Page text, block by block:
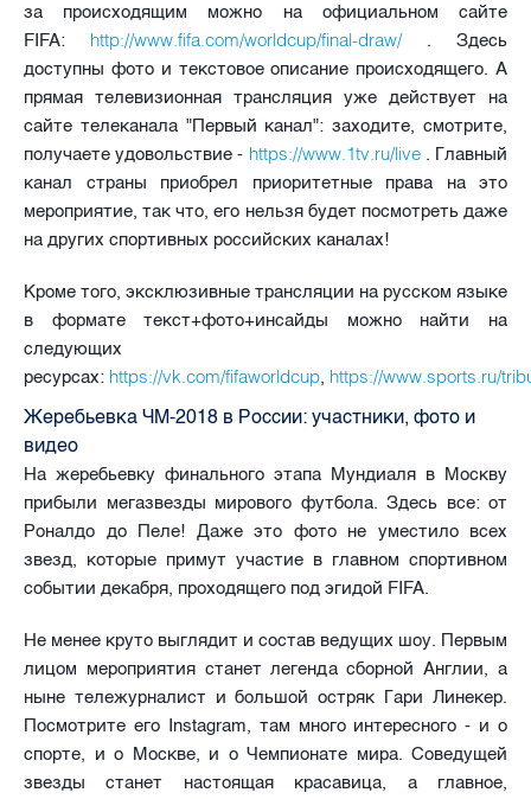
за происходящим можно на официальном сайте
FIFA: http://www.fifa.com/worldcup/final-draw/. Здесь
доступны фото и текстовое описание происходящего. А
прямая телевизионная трансляция уже действует на
сайте телеканала "Первый канал": заходите, смотрите,
получаете удовольствие - https://www.1tv.ru/live. Главный
канал страны приобрел приоритетные права на это
мероприятие, так что, его нельзя будет посмотреть даже
на других спортивных российских каналах!
Кроме того, эксклюзивные трансляции на русском языке
в формате текст+фото+инсайды можно найти на
следующих
ресурсах: https://vk.com/fifaworldcup, https://www.sports.ru/
Жеребьевка ЧМ-2018 в России: участники, фото и
видео
На жеребьевку финального этапа Мундиаля в Москву
прибыли мегазвезды мирового футбола. Здесь все: от
Роналдо до Пеле! Даже это фото не уместило всех
звезд, которые примут участие в главном спортивном
событии декабря, проходящего под эгидой FIFA.
Не менее круто выглядит и состав ведущих шоу. Первым
лицом мероприятия станет легенда сборной Англии, а
ныне тележурналист и большой остряк Гари Линекер.
Посмотрите его Instagram, там много интересного - и о
спорте, и о Москве, и о Чемпионате мира. Соведущей
звезды станет настоящая красавица, а главное,